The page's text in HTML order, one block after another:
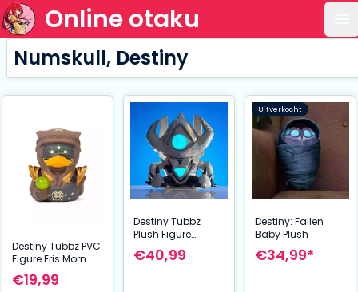
Online otaku
Numskull, Destiny
Destiny Tubbz PVC
Figure Eris Morn
Boxed Edition 10
cm
€19,99
Destiny Tubbz
Plush Figure
Legendary Atheon
24 cm
€40,99
Uitverkocht
Destiny: Fallen
Baby Plush
€34,99*